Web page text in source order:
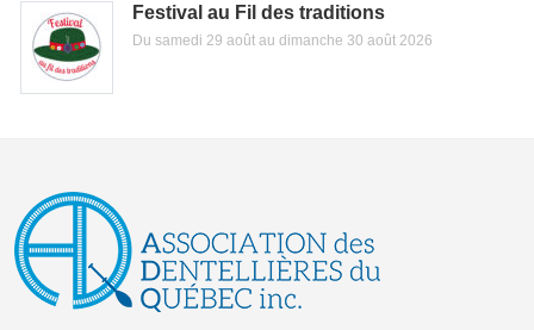
Festival au Fil des traditions
Du samedi 29 août au dimanche 30 août 2026